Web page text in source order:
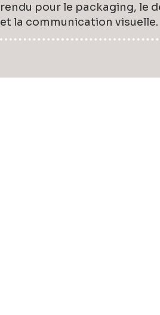
rendu pour le packaging, le
et la communication visuelle.